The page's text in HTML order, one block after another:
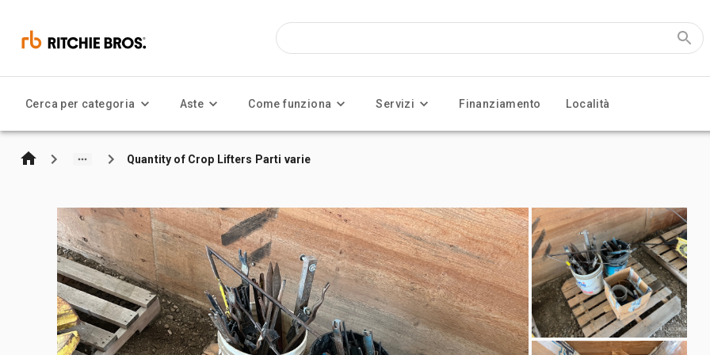
Cerca per categoria Aste Come funziona Servizi Finanziamento Località
Quantity of Crop Lifters Parti varie